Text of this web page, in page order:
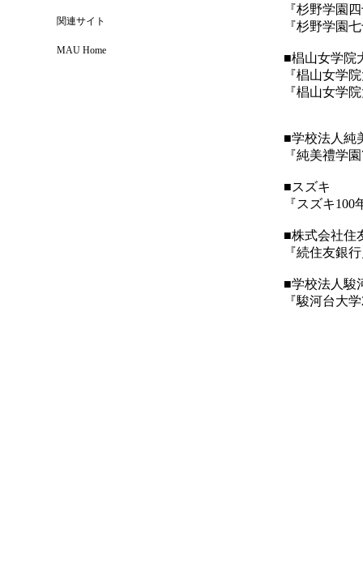
『杉野学園
『杉野学園
■椙山女学院
『椙山女学
『椙山女学
■学校法人純
『純美禮学
■スズキ
『スズキ100
■株式会社住
『続住友銀
■学校法人駿
『駿河台大
関連サイト
MAU Home